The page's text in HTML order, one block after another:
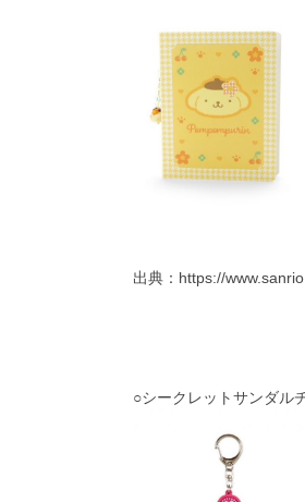
出典： https://
○シークレットサンダル